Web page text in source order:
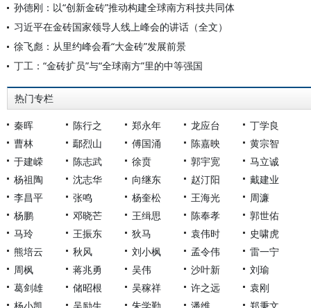
孙德刚：以“创新金砖”推动构建全球南方科技共同体
习近平在金砖国家领导人线上峰会的讲话（全文）
徐飞彪：从里约峰会看“大金砖”发展前景
丁工：“金砖扩员”与“全球南方”里的中等强国
热门专栏
秦晖 陈行之 郑永年 龙应台
丁学良
曹林
鄢烈山 傅国涌 陈嘉映
黄宗智
于建嵘
陈志武 徐贲 郭宇宽
马立诚
杨祖陶
沈志华 向继东 赵汀阳
戴建业
李昌平
张鸣 杨奎松 王海光
周濂
杨鹏
邓晓芒 王缉思 陈奉孝
郭世佑
马玲
王振东 狄马 袁伟时
史啸虎
熊培云
秋风 刘小枫 孟令伟
雷一宁
周枫
蒋兆勇 吴伟 沙叶新
刘瑜
葛剑雄
储昭根 吴稼祥 许之远
袁刚